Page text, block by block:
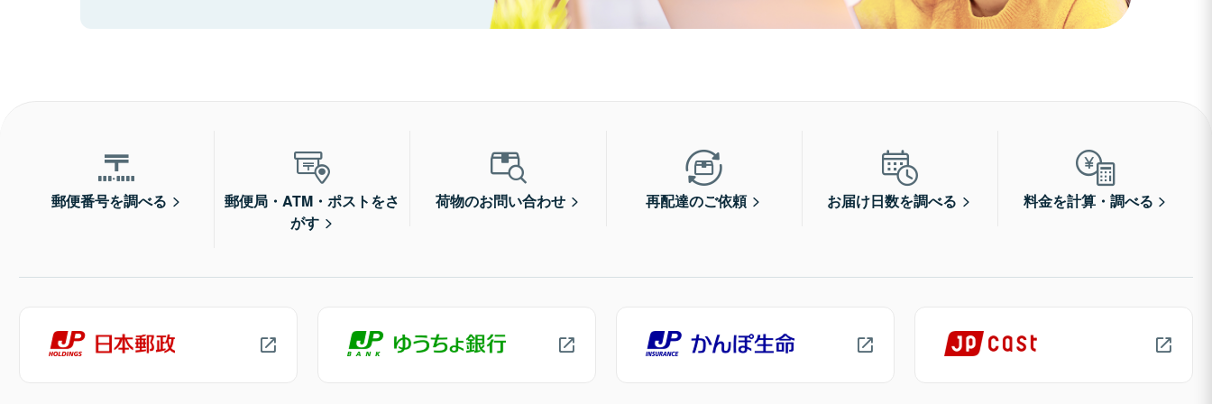
郵便番号を調べる
郵便局・ATM・ポストをさ
がす
荷物のお問い合わせ 再配達のご依頼 お届け日数を調べる 料金を計算・調べる